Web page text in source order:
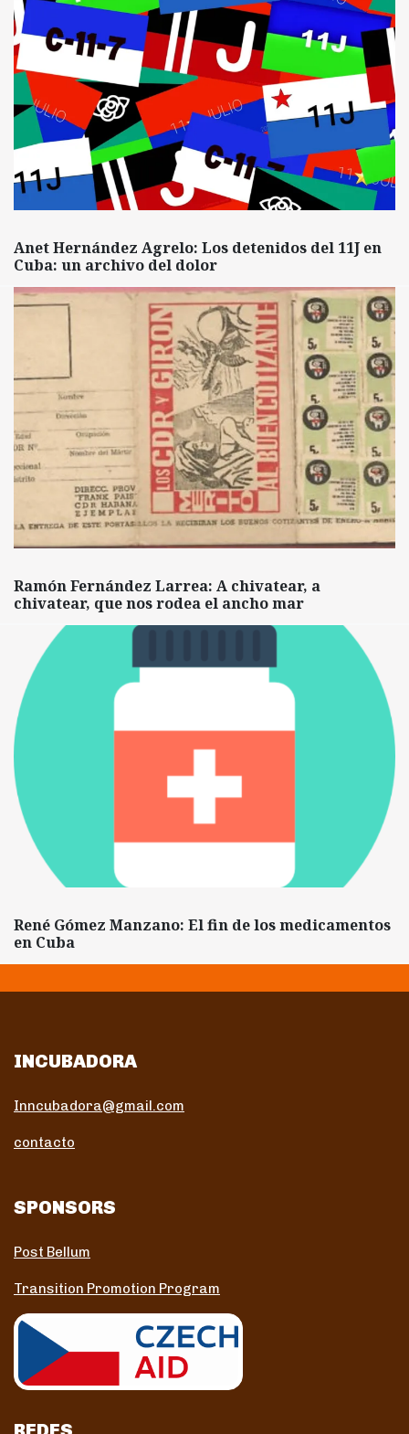
Anet Hernández Agrelo: Los detenidos del 11J en
Cuba: un archivo del dolor
Ramón Fernández Larrea: A chivatear, a
chivatear, que nos rodea el ancho mar
René Gómez Manzano: El fin de los medicamentos
en Cuba
INCUBADORA
Inncubadora@gmail.com
contacto
SPONSORS
Post Bellum
Transition Promotion Program